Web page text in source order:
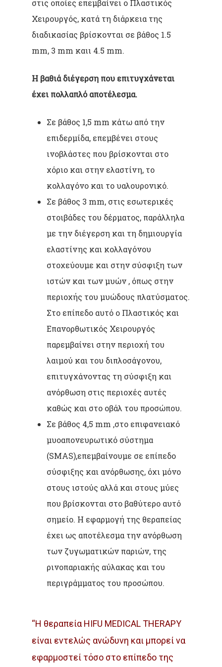
στις οποίες επεμβαίνει ο Πλαστικός
Χειρουργός, κατά τη διάρκεια της
διαδικασίας βρίσκονται σε βάθος 1.5
mm, 3 mm καιι 4.5 mm.
Η βαθιά διέγερση που επιτυγχάνεται
έχει πολλαπλό αποτέλεσμα.
Σε βάθος 1,5 mm κάτω από την
επιδερμίδα, επεμβένει στους
ινοβλάστες που βρίσκονται στο
χόριο και στην ελαστίνη, το
κολλαγόνο και το υαλουρονικό.
Σε βάθος 3 mm, στις εσωτερικές
στοιβάδες του δέρματος, παράλληλα
με την διέγερση και τη δημιουργία
ελαστίνης και κολλαγόνου
στοχεύουμε και στην σύσφιξη των
ιστών και των μυών , όπως στην
περιοχής του μυώδους πλατύσματος.
Στο επίπεδο αυτό ο Πλαστικός και
Επανορθωτικός Χειρουργός
παρεμβαίνει στην περιοχή του
λαιμού και του διπλοσάγονου,
επιτυγχάνοντας τη σύσφιξη και
ανόρθωση στις περιοχές αυτές
καθώς και στο οβάλ του προσώπου.
Σε βάθος 4,5 mm ,στο επιφανειακό
μυοαπονευρωτικό σύστημα
(SMAS),επεμβαίνουμε σε επίπεδο
σύσφιξης και ανόρθωσης, όχι μόνο
στους ιστούς αλλά και στους μύες
που βρίσκονται στο βαθύτερο αυτό
σημείο. Η εφαρμογή της θεραπείας
έχει ως αποτέλεσμα την ανόρθωση
των ζυγωματικών παριών, της
ρινοπαριακής αύλακας και του
περιγράμματος του προσώπου.
“Η θεραπεία HIFU MEDICAL THERAPY
είναι εντελώς ανώδυνη και μπορεί να
εφαρμοστεί τόσο στο επίπεδο της